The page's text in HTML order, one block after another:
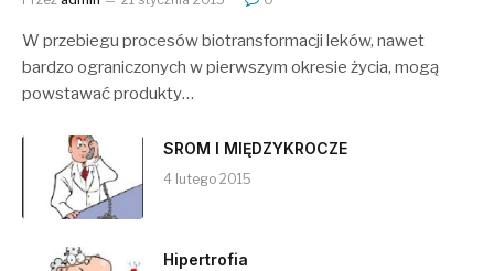
W przebiegu procesów biotransformacji leków, nawet
bardzo ograniczonych w pierwszym okresie życia, mogą
powstawać produkty…
SROM I MIĘDZYKROCZE
4 lutego 2015
Hipertrofia